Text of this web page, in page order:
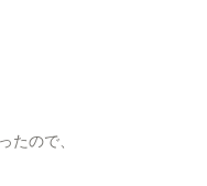
たので、